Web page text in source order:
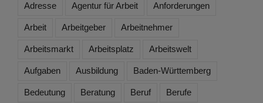
Adresse Agentur für Arbeit Anforderungen
Arbeit Arbeitgeber Arbeitnehmer
Arbeitsmarkt Arbeitsplatz Arbeitswelt
Aufgaben Ausbildung Baden-Württemberg
Bedeutung Beratung Beruf Berufe